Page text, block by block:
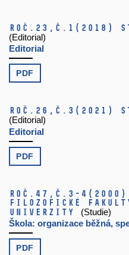
Roč.23, č.1 (2018)
(Editorial)
Editorial
PDF
Roč.26, č.3 (2021)
(Editorial)
Editorial
PDF
Roč.47, č.3-4 (2000)
filozofické fakulty
univerzity
(Studie)
Škola: organizace běžná,
PDF